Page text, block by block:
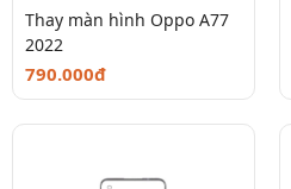
Thay màn hình Oppo A77
2022
790.000đ